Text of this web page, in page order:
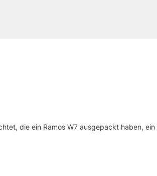
die ein Ramos W7 ausgepackt haben, ein